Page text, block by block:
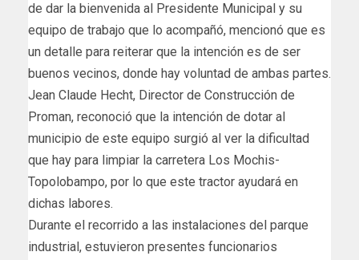
de dar la bienvenida al Presidente Municipal y su
equipo de trabajo que lo acompañó, mencionó que es
un detalle para reiterar que la intención es de ser
buenos vecinos, donde hay voluntad de ambas partes.
Jean Claude Hecht, Director de Construcción de
Proman, reconoció que la intención de dotar al
municipio de este equipo surgió al ver la dificultad
que hay para limpiar la carretera Los Mochis-
Topolobampo, por lo que este tractor ayudará en
dichas labores.
Durante el recorrido a las instalaciones del parque
industrial, estuvieron presentes funcionarios